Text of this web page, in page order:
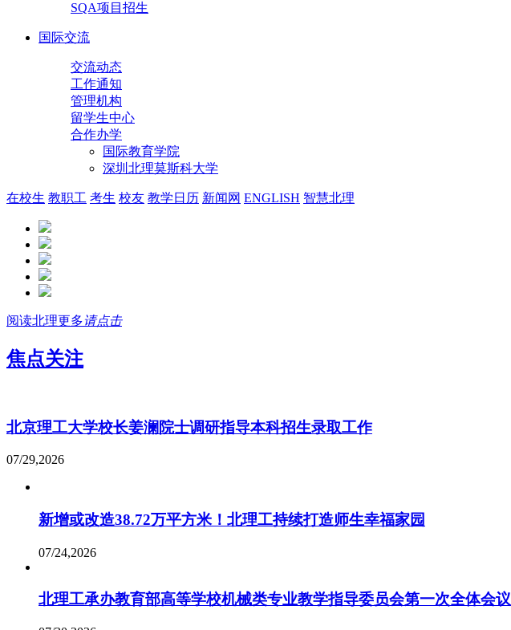
SQA项目招生
国际交流
交流动态
工作通知
管理机构
留学生中心
合作办学
国际教育学院
深圳北理莫斯科大学
在校生 教职工 考生 校友 教学日历 新闻网 ENGLISH 智慧北理
阅读北理更多请点击
焦点关注
北京理工大学校长姜澜院士调研指导本科招生录取工作
07/29,2026
新增或改造38.72万平方米！北理工持续打造师生幸福家园
07/24,2026
北理工承办教育部高等学校机械类专业教学指导委员会第一次全体会议